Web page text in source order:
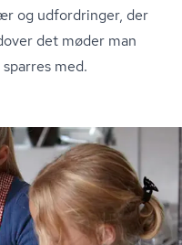
og udfordringer, der
det møder man
med.